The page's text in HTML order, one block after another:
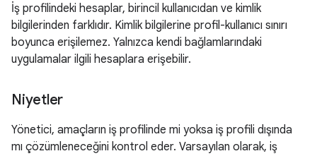
İş profilindeki hesaplar, birincil kullanıcıdan ve kimlik
bilgilerinden farklıdır. Kimlik bilgilerine profil-kullanıcı sınırı
boyunca erişilemez. Yalnızca kendi bağlamlarındaki
uygulamalar ilgili hesaplara erişebilir.
Niyetler
Yönetici, amaçların iş profilinde mi yoksa iş profili dışında
mı çözümleneceğini kontrol eder. Varsayılan olarak, iş